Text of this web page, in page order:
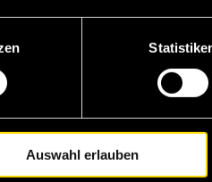
Auswahl erlauben